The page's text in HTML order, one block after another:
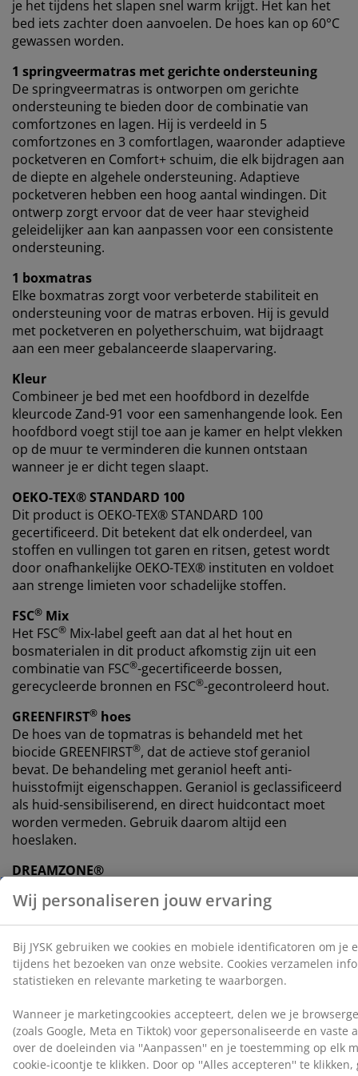
je het tijdens het slapen snel warm krijgt. Het kan het
bed iets zachter doen aanvoelen. De hoes kan op 60°C
gewassen worden.
1 springveermatras met gerichte ondersteuning
De springveermatras is ontworpen om gerichte
ondersteuning te bieden door de combinatie van
comfortzones en lagen. Hij is verdeeld in 5
comfortzones en 3 comfortlagen, waaronder adaptieve
pocketveren en Comfort+ schuim, die elk bijdragen aan
de diepte en algehele ondersteuning. Adaptieve
pocketveren hebben een hoog aantal windingen. Dit
ontwerp zorgt ervoor dat de veer haar stevigheid
geleidelijker aan kan aanpassen voor een consistente
ondersteuning.
1 boxmatras
Elke boxmatras zorgt voor verbeterde stabiliteit en
ondersteuning voor de matras erboven. Hij is gevuld
met pocketveren en polyetherschuim, wat bijdraagt
aan een meer gebalanceerde slaapervaring.
Kleur
Combineer je bed met een hoofdbord in dezelfde
kleurcode Zand-91 voor een samenhangende look. Een
hoofdbord voegt stijl toe aan je kamer en helpt vlekken
op de muur te verminderen die kunnen ontstaan
wanneer je er dicht tegen slaapt.
OEKO-TEX® STANDARD 100
Dit product is OEKO-TEX® STANDARD 100
gecertificeerd. Dit betekent dat elk onderdeel, van
stoffen en vullingen tot garen en ritsen, getest wordt
door onafhankelijke OEKO-TEX® instituten en voldoet
aan strenge limieten voor schadelijke stoffen.
FSC® Mix
Het FSC® Mix-label geeft aan dat al het hout en
bosmaterialen in dit product afkomstig zijn uit een
combinatie van FSC®-gecertificeerde bossen,
gerecycleerde bronnen en FSC®-gecontroleerd hout.
GREENFIRST® hoes
De hoes van de topmatras is behandeld met het
biocide GREENFIRST®, dat de actieve stof geraniol
bevat. De behandeling met geraniol heeft anti-
huisstofmijt eigenschappen. Geraniol is geclassificeerd
als huid-sensibiliserend, en direct huidcontact moet
worden vermeden. Gebruik daarom altijd een
hoeslaken.
DREAMZONE®
met individuele oplossingen binnen matrassen en
bedden. Kwaliteit en functionaliteit staan centraal en
dat al sinds de oprichting in Denemarken in 2003.
DREAMZONE® is exclusief verkrijgbaar bij JYSK.
100 dagen proefperiode en 25 jaar garantie
Je krijgt 100 dagen de tijd om je nieuwe JYSK GOLD
boxspring thuis uit te proberen. Ben je niet helemaal
tevreden, dan kun je deze omruilen voor een ander
model. Alle GOLD boxsprings worden geleverd met een
verzameling en verwerking van persoonsgegevens en ons
cookiebeleid.